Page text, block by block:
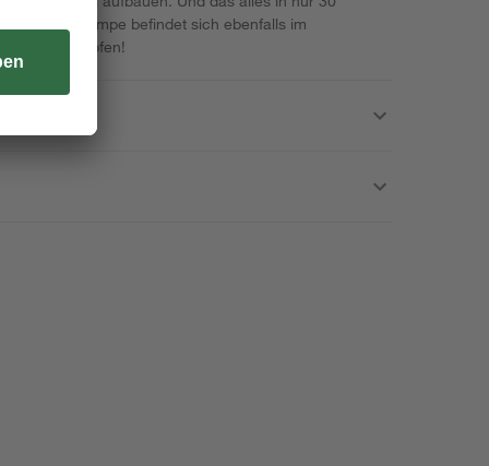
Luftpumpe befindet sich ebenfalls im
beim Hüpfen!